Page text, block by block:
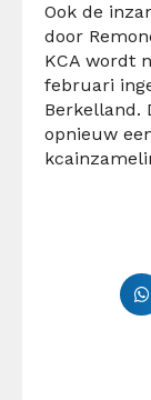
Ook de
door
KCA wordt
februari
Berkelland.
opnieuw